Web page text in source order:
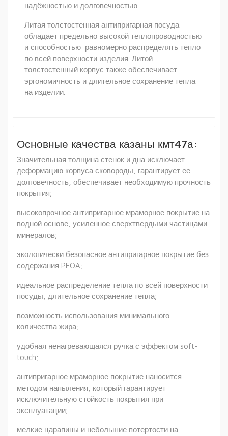
надёжностью и долговечностью.
Литая толстостенная антипригарная посуда
обладает предельно высокой теплопроводностью
и способностью равномерно распределять тепло
по всей поверхности изделия. Литой
толстостенный корпус также обеспечивает
эргономичность и длительное сохранение тепла
на изделии.
Основные качества казаны кмт47а:
Значительная толщина стенок и дна исключает
деформацию корпуса сковороды, гарантирует ее
долговечность, обеспечивает необходимую прочность
покрытия;
высокопрочное антипригарное мраморное покрытие на
водной основе, усиленное сверхтвердыми частицами
минералов;
экологически безопасное антипригарное покрытие без
содержания PFOA;
идеальное распределение тепла по всей поверхности
посуды, длительное сохранение тепла;
возможность использования минимального
количества жира;
удобная ненагревающаяся ручка с эффектом soft-
touch;
антипригарное мраморное покрытие наносится
методом напыления, который гарантирует
исключительную стойкость покрытия при
эксплуатации;
мелкие царапины и небольшие потертости на